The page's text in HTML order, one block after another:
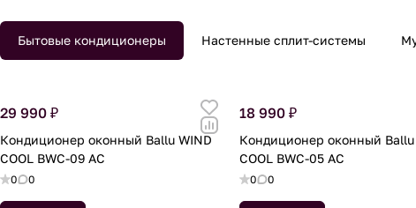
Бытовые кондиционеры Настенные сплит-системы
29 990 ₽
Кондиционер оконный Ballu WIND
COOL BWC-09 AC
0 0
18 990 ₽
Кондиционер оконный Ballu
COOL BWC-05 AC
0 0